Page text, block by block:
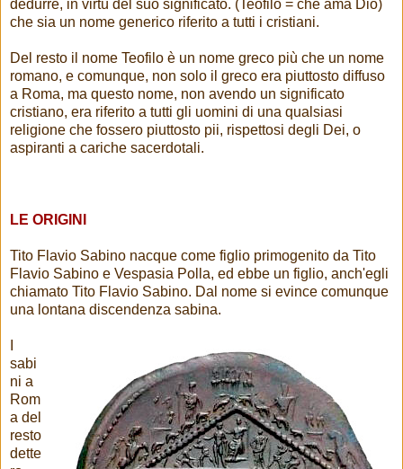
dedurre, in virtù del suo significato. (Teofilo = che ama Dio)
che sia un nome generico riferito a tutti i cristiani.
Del resto il nome Teofilo è un nome greco più che un nome
romano, e comunque, non solo il greco era piuttosto diffuso
a Roma, ma questo nome, non avendo un significato
cristiano, era riferito a tutti gli uomini di una qualsiasi
religione che fossero piuttosto pii, rispettosi degli Dei, o
aspiranti a cariche sacerdotali.
LE ORIGINI
Tito Flavio Sabino nacque come figlio primogenito da Tito
Flavio Sabino e Vespasia Polla, ed ebbe un figlio, anch'egli
chiamato Tito Flavio Sabino. Dal nome si evince comunque
una lontana discendenza sabina.
sabi
ni a
Rom
a del
resto
dette